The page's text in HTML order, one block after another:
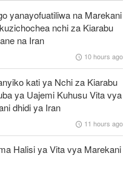
na makundi ya
mwa Iran
na kujeruhi mamia ya
inaficha idadi kamili ya
Nigeria waokolewa katika
barani Afrika
yanayofuatiliwa na Marekani
nchi za Kiarabu
na Iran
10 hours ago
kati ya Nchi za Kiarabu
ya Uajemi Kuhusu Vita vya
dhidi ya Iran
11 hours ago
Halisi ya Vita vya Marekani